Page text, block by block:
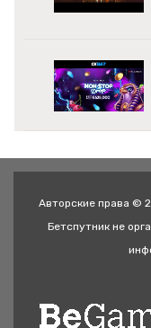
Авторские права ©
Бетспутник не